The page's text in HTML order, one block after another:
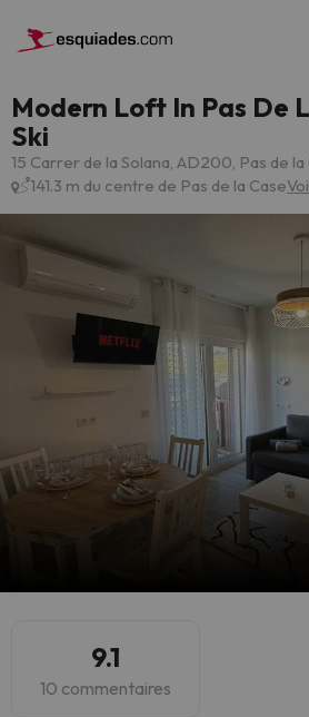
Modern Loft In Pas De
Ski
15 Carrer de la Solana, AD200, Pas de la
141.3 m du centre de Pas de la Case
9.1
10 commentaires